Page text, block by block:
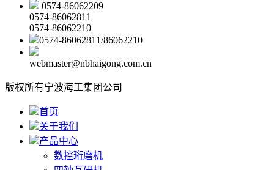
0574-86062209
0574-86062811
0574-86062210
0574-86062811/86062210
webmaster@nbhaigong.com.cn
版权所有宁波海工集团公司
首页
关于我们
产品中心
数控珩磨机